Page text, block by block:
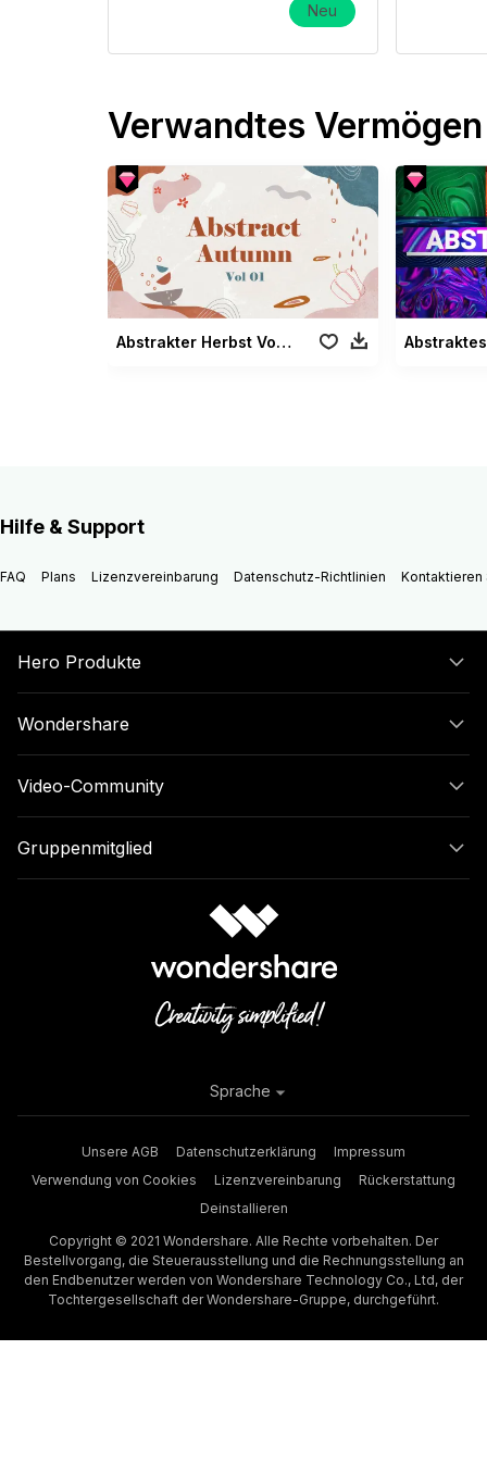
Neu
Verwandtes Vermögen
Abstrakter Herbst Vol 01
Hilfe & Support
FAQ Plans Lizenzvereinbarung Datenschutz-Richtlinien Kontaktieren
Hero Produkte
Wondershare
Video-Community
Gruppenmitglied
Unsere AGB Datenschutzerklärung
Impressum
Verwendung von Cookies
Lizenzvereinbarung
Rückerstattung
Deinstallieren
Copyright © 2021 Wondershare. Alle Rechte vorbehalten. Der
Bestellvorgang, die Steuerausstellung und die Rechnungsstellung an
den Endbenutzer werden von Wondershare Technology Co., Ltd, der
Tochtergesellschaft der Wondershare-Gruppe, durchgeführt.
Sprache